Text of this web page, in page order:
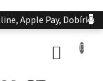
Apple Pay, Dobírka